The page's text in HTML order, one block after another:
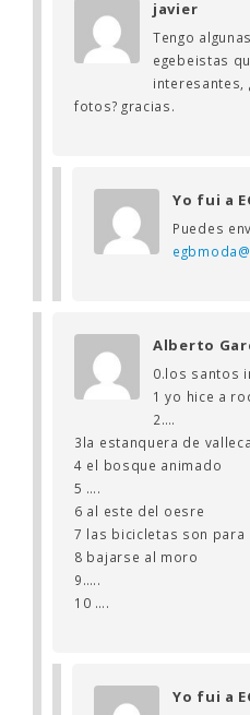
javier
Tengo
egebeistas
interesantes,
fotos? gracias.
Yo fui a
Puedes
Alberto
0.los santos
1 yo hice a
2….
3la estanquera de
4 el bosque animado
5 ….
6 al este del oesre
7 las bicicletas son para
8 bajarse al moro
9…..
10 ….
Yo fui a